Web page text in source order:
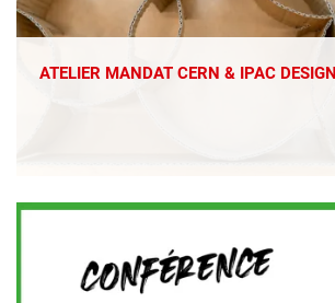
ATELIER MANDAT CERN & IPAC DESIGN